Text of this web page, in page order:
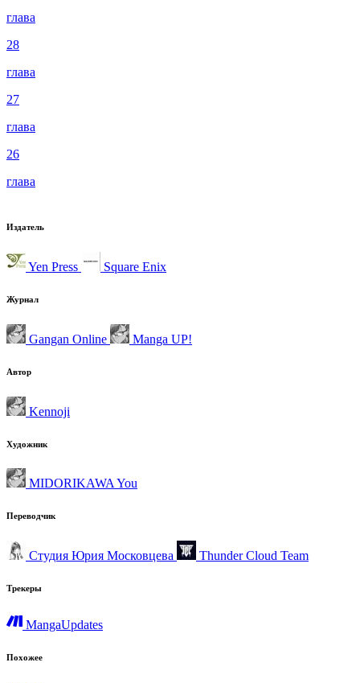
глава
28
глава
27
глава
26
глава
Издатель
Yen Press Square Enix
Журнал
Gangan Online Manga UP!
Автор
Kennoji
Художник
MIDORIKAWA You
Переводчик
Студия Юрия Московцева Thunder Cloud Team
Трекеры
MangaUpdates
Похожее